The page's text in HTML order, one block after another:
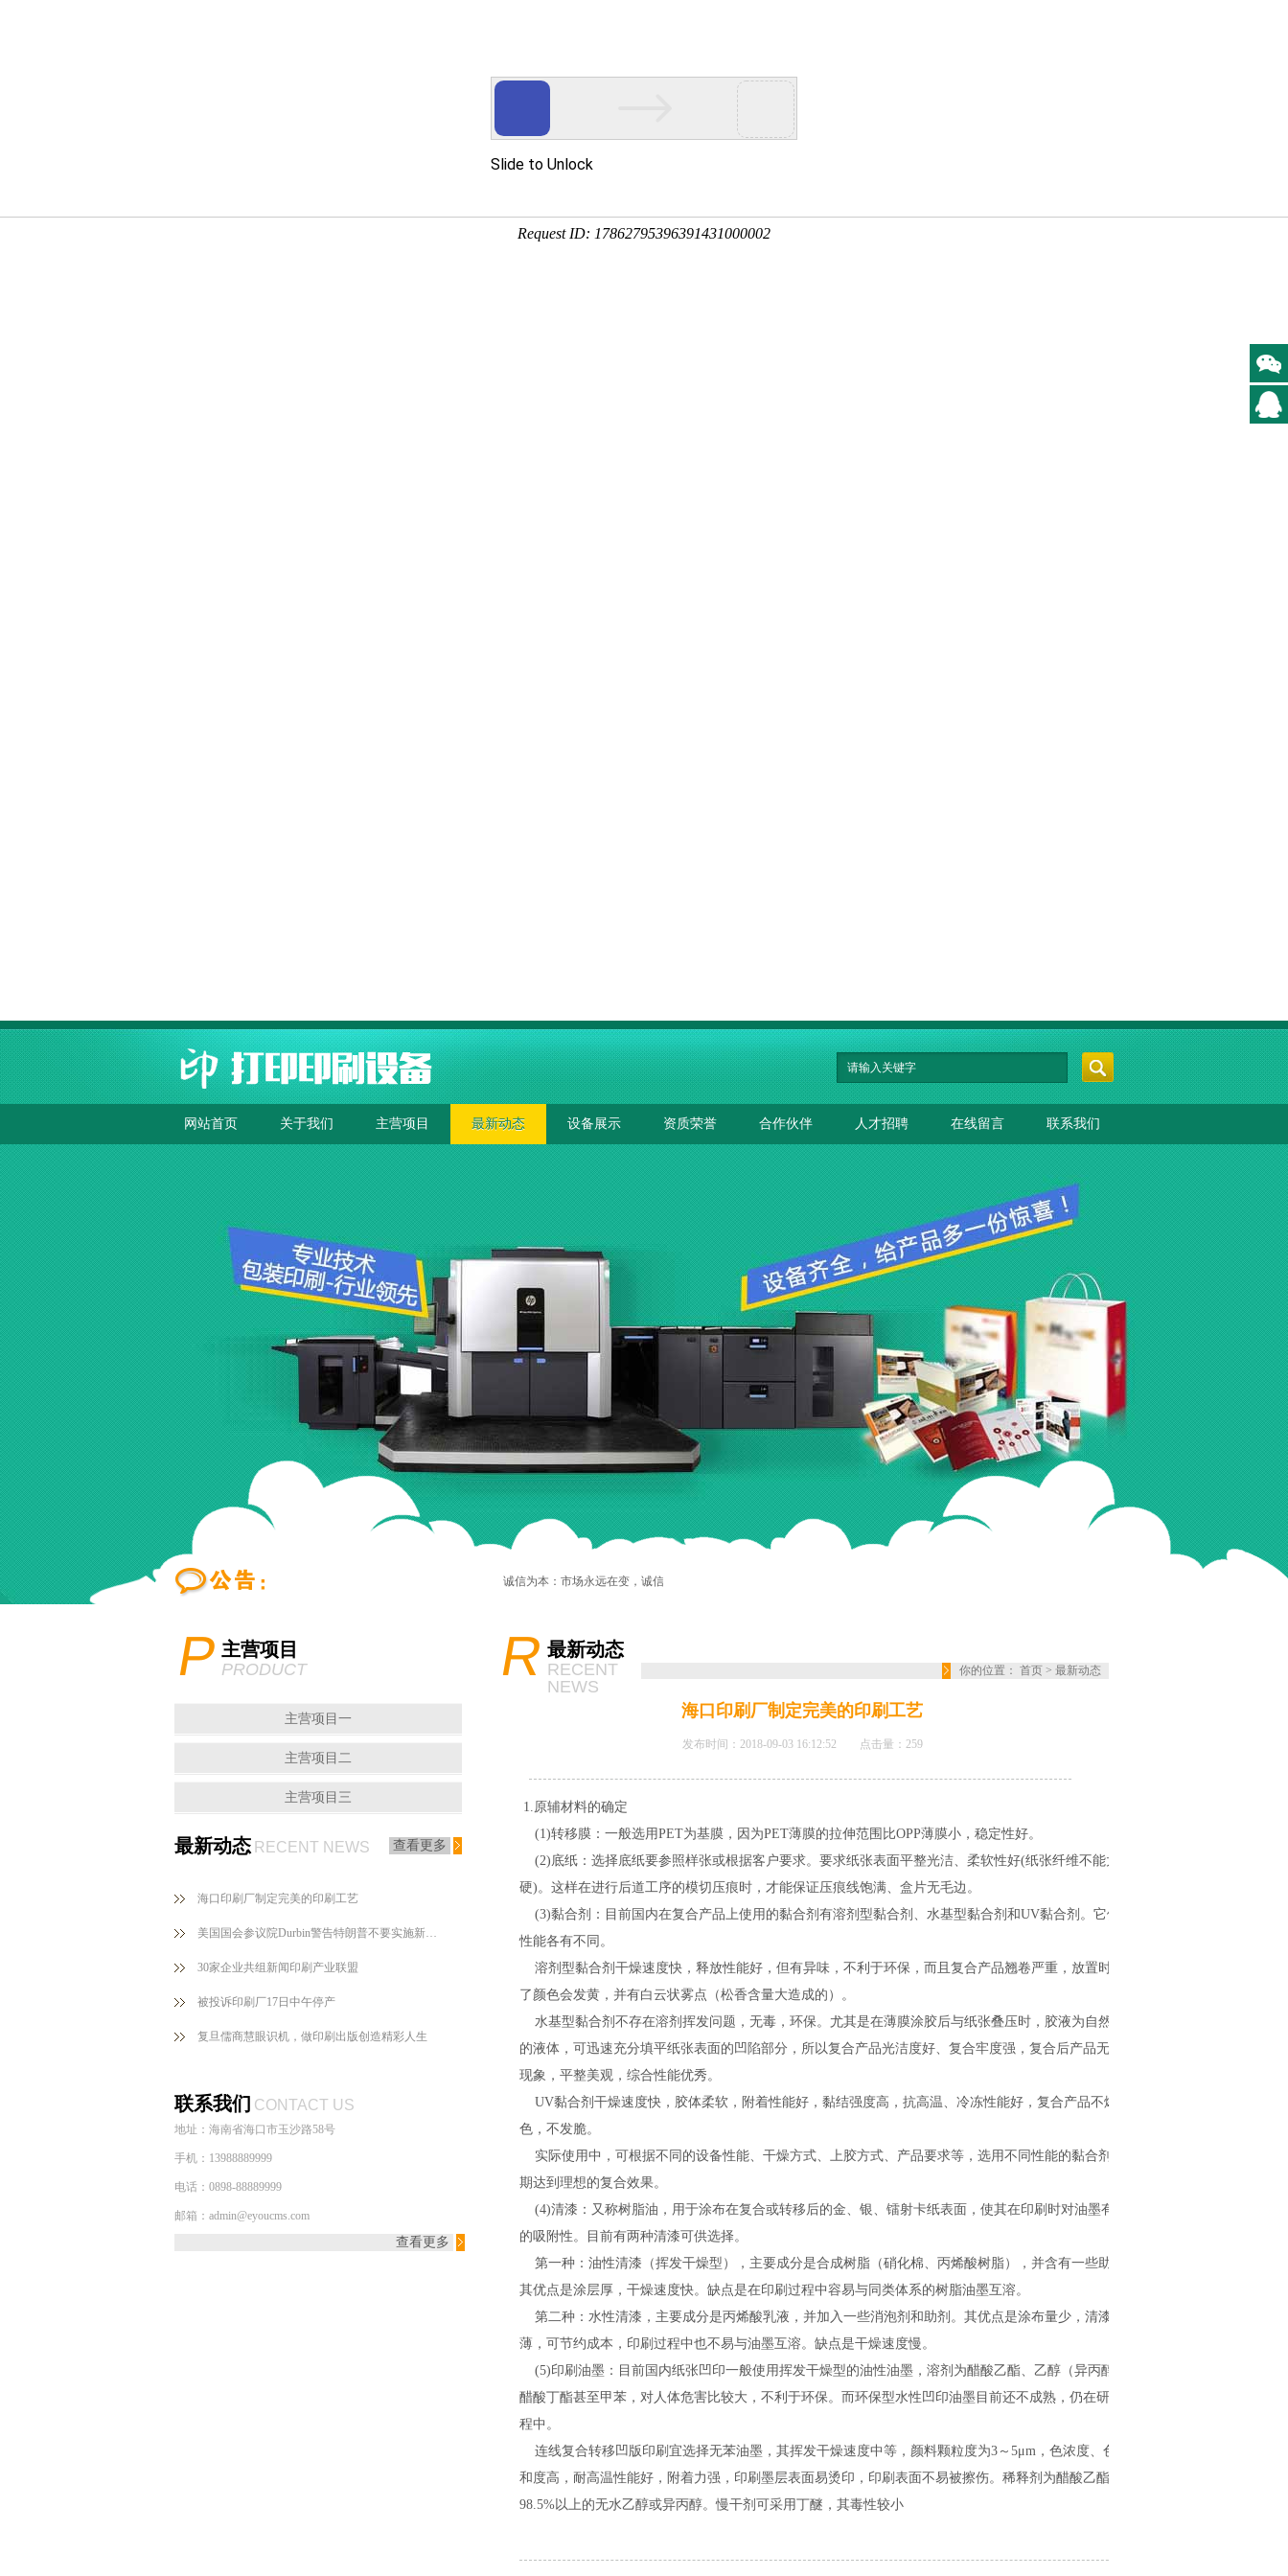
网站首页 关于我们 主营项目 最新动态 设备展示 资质荣誉 合作伙伴 人才招聘 在线留言 联系我们
诚信为本：市场永远在变，诚信永远不变。
P主营项目
PRODUCT
主营项目一
主营项目二
主营项目三
最新动态 RECENT NEWS 查看更多
海口印刷厂制定完美的印刷工艺
美国国会参议院Durbin警告特朗普不要实施新闻印刷纸关税
30家企业共组新闻印刷产业联盟
被投诉印刷厂17日中午停产
复旦儒商慧眼识机，做印刷出版创造精彩人生
联系我们 CONTACT US
地址：海南省海口市玉沙路58号
手机：13988889999
电话：0898-88889999
邮箱：admin@eyoucms.com
查看更多
R最新动态
RECENT
NEWS
你的位置： 首页 > 最新动态
海口印刷厂制定完美的印刷工艺
发布时间：2018-09-03 16:12:52 点击量： 259
1.原辅材料的确定
(1)转移膜：一般选用PET为基膜，因为PET薄膜的拉伸范围比OPP薄膜小，稳定性好。
(2)底纸：选择底纸要参照样张或根据客户要求。要求纸张表面平整光洁、柔软性好(纸张纤维不能太
硬)。这样在进行后道工序的模切压痕时，才能保证压痕线饱满、盒片无毛边。
(3)黏合剂：目前国内在复合产品上使用的黏合剂有溶剂型黏合剂、水基型黏合剂和UV黏合剂。它们的
性能各有不同。
溶剂型黏合剂干燥速度快，释放性能好，但有异味，不利于环保，而且复合产品翘卷严重，放置时间久
了颜色会发黄，并有白云状雾点（松香含量大造成的）。
水基型黏合剂不存在溶剂挥发问题，无毒，环保。尤其是在薄膜涂胶后与纸张叠压时，胶液为自然流动
的液体，可迅速充分填平纸张表面的凹陷部分，所以复合产品光洁度好、复合牢度强，复合后产品无翘曲
现象，平整美观，综合性能优秀。
UV黏合剂干燥速度快，胶体柔软，附着性能好，黏结强度高，抗高温、冷冻性能好，复合产品不爆
色，不发脆。
实际使用中，可根据不同的设备性能、干燥方式、上胶方式、产品要求等，选用不同性能的黏合剂，以
期达到理想的复合效果。
(4)清漆：又称树脂油，用于涂布在复合或转移后的金、银、镭射卡纸表面，使其在印刷时对油墨有更好
的吸附性。目前有两种清漆可供选择。
第一种：油性清漆（挥发干燥型），主要成分是合成树脂（硝化棉、丙烯酸树脂），并含有一些助剂。
其优点是涂层厚，干燥速度快。缺点是在印刷过程中容易与同类体系的树脂油墨互溶。
第二种：水性清漆，主要成分是丙烯酸乳液，并加入一些消泡剂和助剂。其优点是涂布量少，清漆涂层
薄，可节约成本，印刷过程中也不易与油墨互溶。缺点是干燥速度慢。
(5)印刷油墨：目前国内纸张凹印一般使用挥发干燥型的油性油墨，溶剂为醋酸乙酯、乙醇（异丙醇）、
醋酸丁酯甚至甲苯，对人体危害比较大，不利于环保。而环保型水性凹印油墨目前还不成熟，仍在研发过
程中。
连线复合转移凹版印刷宜选择无苯油墨，其挥发干燥速度中等，颜料颗粒度为3～5μm，色浓度、色饱
和度高，耐高温性能好，附着力强，印刷墨层表面易烫印，印刷表面不易被擦伤。稀释剂为醋酸乙酯、
98.5%以上的无水乙醇或异丙醇。慢干剂可采用丁醚，其毒性较小